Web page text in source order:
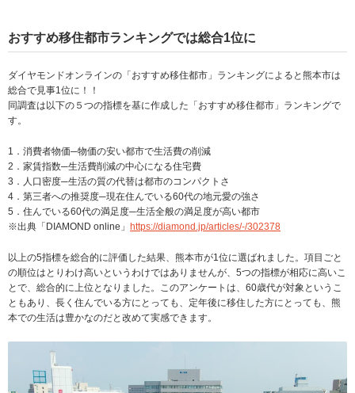
おすすめ移住都市ランキングでは総合1位に
ダイヤモンドオンラインの「おすすめ移住都市」ランキングによると熊本市は
総合で見事1位に！！
同調査は以下の５つの指標を基に作成した「おすすめ移住都市」ランキングで
す。
1．消費者物価─物価の安い都市で生活費の削減
2．家賃指数─生活費削減の中心になる住宅費
3．人口密度─生活の質の代替は都市のコンパクトさ
4．第三者への推奨度─現在住んでいる60代の地元愛の強さ
5．住んでいる60代の満足度─生活全般の満足度が高い都市
※出典「DIAMOND online」
https://diamond.jp/articles/-/302378
以上の5指標を総合的に評価した結果、熊本市が1位に選ばれました。項目ごと
の順位はとりわけ高いというわけではありませんが、5つの指標が相応に高いこ
とで、総合的に上位となりました。このアンケートは、60歳代が対象というこ
ともあり、長く住んでいる方にとっても、定年後に移住した方にとっても、熊
本での生活は豊かなのだと改めて実感できます。